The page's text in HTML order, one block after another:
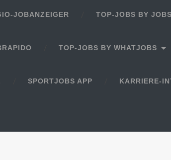
JOBANZEIGER TOP-JOBS BY
TOP-JOBS BY WHATJOBS
SPORTJOBS APP KARRIERE-